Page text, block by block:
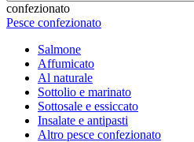
confezionato
Pesce confezionato
Salmone
Affumicato
Al naturale
Sottolio e marinato
Sottosale e essiccato
Insalate e antipasti
Altro pesce confezionato